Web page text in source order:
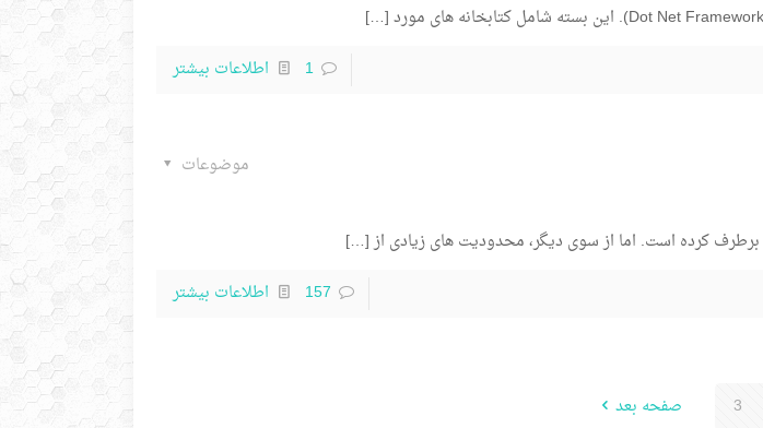
[…]
1 اطلاعات بیشتر
موضوعات
[…]
157 اطلاعات بیشتر
3 صفحه بعد